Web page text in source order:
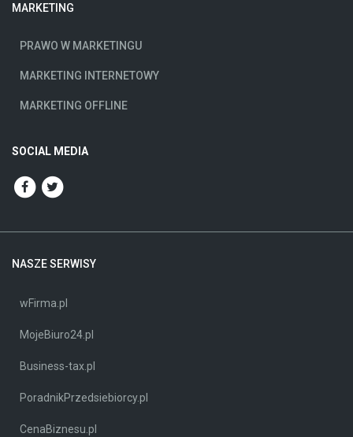
MARKETING
PRAWO W MARKETINGU
MARKETING INTERNETOWY
MARKETING OFFLINE
SOCIAL MEDIA
NASZE SERWISY
wFirma.pl
MojeBiuro24.pl
Business-tax.pl
PoradnikPrzedsiebiorcy.pl
CenaBiznesu.pl